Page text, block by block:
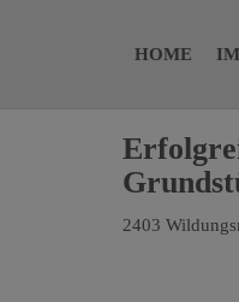
HOME
2403